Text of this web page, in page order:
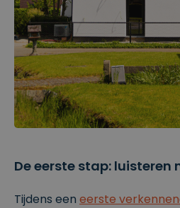
De eerste stap: luisteren
Tijdens een eerste